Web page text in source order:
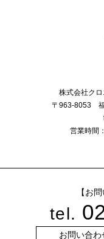
株式会社クロ
〒963-8053
営業時間
【お
tel.
お問い合わ